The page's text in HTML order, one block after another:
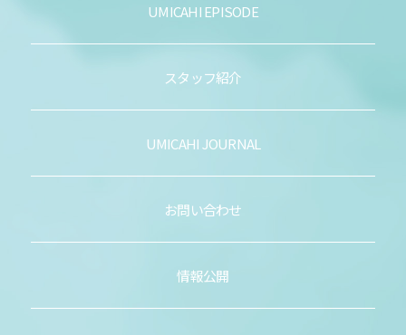
UMICAHI EPISODE
スタッフ紹介
UMICAHI JOURNAL
お問い合わせ
情報公開